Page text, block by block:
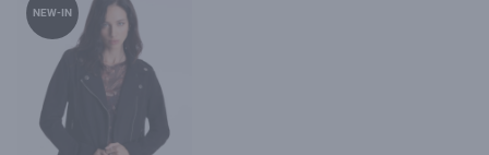
NEW-IN